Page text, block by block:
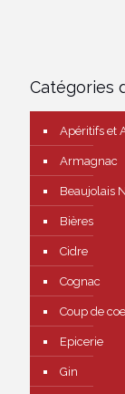
Catégories
Apéritifs et
Armagnac
Beaujolais
Bières
Cidre
Cognac
Coup de
Epicerie
Gin